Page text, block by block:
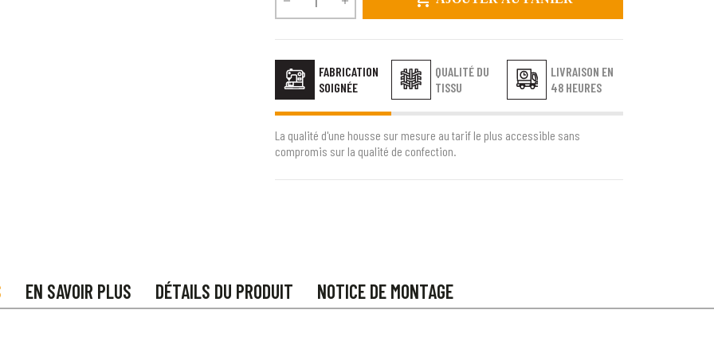
FABRICATION
SOIGNÉE
QUALITÉ DU
TISSU
LIVRAISON EN
48 HEURES
La qualité d'une housse sur mesure au tarif le plus accessible sans
compromis sur la qualité de confection.
EN SAVOIR PLUS DÉTAILS DU PRODUIT NOTICE DE MONTAGE